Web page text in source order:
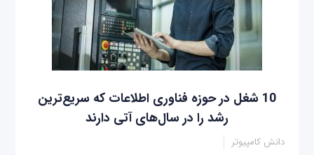
10 شغل در حوزه فناوری اطلاعات که سریع‌ترین
رشد را در سال‌های آتی دارند
دانش کامپیوتر